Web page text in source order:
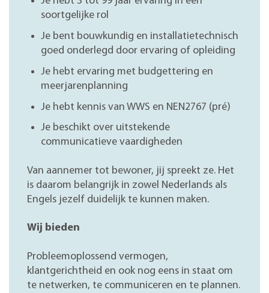
soortgelijke rol
Je bent bouwkundig en installatietechnisch
goed onderlegd door ervaring of opleiding
Je hebt ervaring met budgettering en
meerjarenplanning
Je hebt kennis van WWS en NEN2767 (pré)
Je beschikt over uitstekende
communicatieve vaardigheden
Van aannemer tot bewoner, jij spreekt ze. Het
is daarom belangrijk in zowel Nederlands als
Engels jezelf duidelijk te kunnen maken.
Wij bieden
Probleemoplossend vermogen,
klantgerichtheid en ook nog eens in staat om
te netwerken, te communiceren en te plannen.